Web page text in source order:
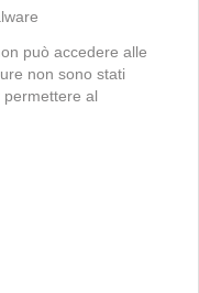
può accedere alle
non sono stati
al